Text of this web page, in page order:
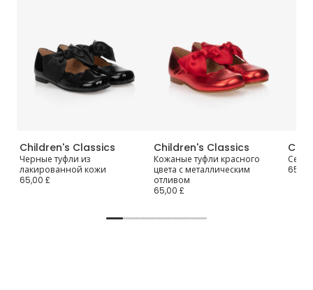
Children's Classics
Черные туфли из
лакированной кожи
65,00 £
Children's Classics
Кожаные туфли красного
цвета с металлическим
отливом
65,00 £
65,00